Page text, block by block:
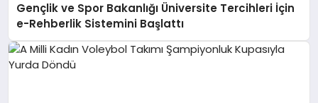
Gençlik ve Spor Bakanlığı Üniversite Tercihleri İçin
e-Rehberlik Sistemini Başlattı